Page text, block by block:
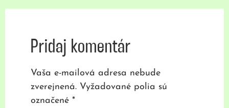
Pridaj komentár
Vaša e-mailová adresa nebude
zverejnená. Vyžadované polia sú
označené *